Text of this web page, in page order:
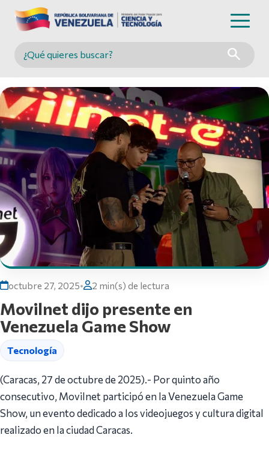
Buscar en MINCYT
octubre 27, 2025• 2 min(s) de lectura
Movilnet dijo presente en
Venezuela Game Show
Tecnología
(Caracas, 27 de octubre de 2025).- Por quinto año
consecutivo, Movilnet participó en la Venezuela Game
Show, un evento dedicado a los videojuegos y cultura digital
realizado en la ciudad Caracas.